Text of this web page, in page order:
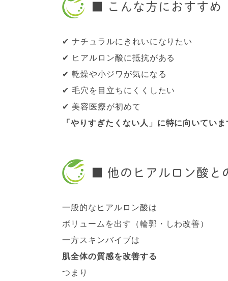
■ こんな方におすすめ
✔ ナチュラルにきれいになりたい
✔ ヒアルロン酸に抵抗がある
✔ 乾燥や小ジワが気になる
✔ 毛穴を目立ちにくくしたい
✔ 美容医療が初めて
「やりすぎたくない人」に特に向いていま
■ 他のヒアルロン酸と
一般的なヒアルロン酸は
ボリュームを出す（輪郭・しわ改善）
一方スキンバイブは
肌全体の質感を改善する
つまり